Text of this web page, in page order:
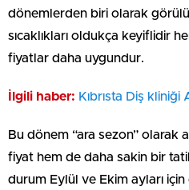
dönemlerden biri olarak
sıcaklıkları oldukça keyiflidir
fiyatlar daha uygundur.
İlgili haber: Kıbrısta Diş
Bu dönem “ara sezon” olarak
fiyat hem de daha sakin bir
durum Eylül ve Ekim ayları